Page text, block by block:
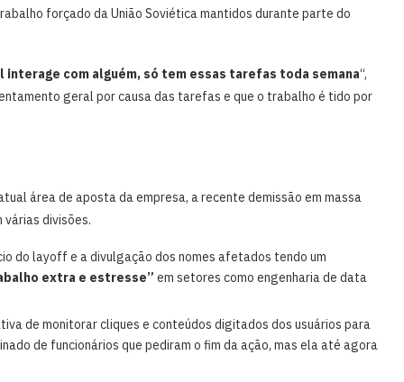
forçado da União Soviética mantidos durante parte do
com alguém, só tem essas tarefas toda semana“,
geral por causa das tarefas e que o trabalho é tido por
área de aposta da empresa, a recente demissão em massa
várias divisões.
do layoff e a divulgação dos nomes afetados tendo um
extra e estresse” em setores como engenharia de data
de monitorar cliques e conteúdos digitados dos usuários para
de funcionários que pediram o fim da ação, mas ela até agora